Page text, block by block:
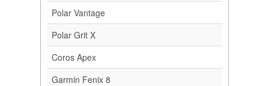
Polar Vantage
Polar Grit X
Coros Apex
Garmin Fenix 8